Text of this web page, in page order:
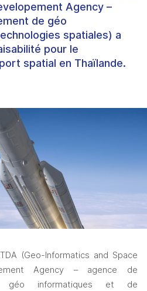
Agency –
de géo
spatiales) a
pour le
spatial en Thaïlande.
(Geo-Informatics and Space
Agency – agence de
géo informatiques et de